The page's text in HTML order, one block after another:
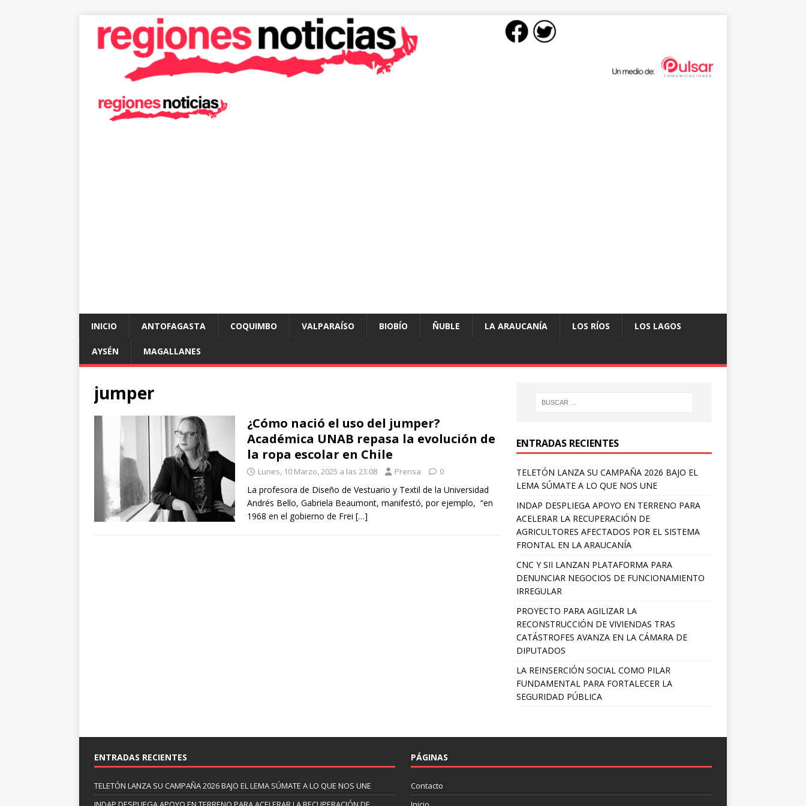
INICIO ANTOFAGASTA COQUIMBO VALPARAÍSO BIOBÍO ÑUBLE LA ARAUCANÍA LOS RÍOS LOS LAGOS
AYSÉN MAGALLANES
jumper
¿Cómo nació el uso del jumper?
Académica UNAB repasa la evolución de
la ropa escolar en Chile
Lunes, 10 Marzo, 2025 a las 23:08 Prensa 0
La profesora de Diseño de Vestuario y Textil de la Universidad
Andrés Bello, Gabriela Beaumont, manifestó, por ejemplo, “en
1968 en el gobierno de Frei […]
ENTRADAS RECIENTES
TELETÓN LANZA SU CAMPAÑA 2026 BAJO EL
LEMA SÚMATE A LO QUE NOS UNE
INDAP DESPLIEGA APOYO EN TERRENO PARA
ACELERAR LA RECUPERACIÓN DE
AGRICULTORES AFECTADOS POR EL SISTEMA
FRONTAL EN LA ARAUCANÍA
CNC Y SII LANZAN PLATAFORMA PARA
DENUNCIAR NEGOCIOS DE FUNCIONAMIENTO
IRREGULAR
PROYECTO PARA AGILIZAR LA
RECONSTRUCCIÓN DE VIVIENDAS TRAS
CATÁSTROFES AVANZA EN LA CÁMARA DE
DIPUTADOS
LA REINSERCIÓN SOCIAL COMO PILAR
FUNDAMENTAL PARA FORTALECER LA
SEGURIDAD PÚBLICA
ENTRADAS RECIENTES
TELETÓN LANZA SU CAMPAÑA 2026 BAJO EL LEMA SÚMATE A LO QUE NOS UNE
PÁGINAS
Contacto